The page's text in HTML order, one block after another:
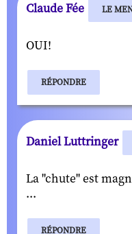
Claude Fée LE
OUI!
RÉPONDRE
Daniel Luttringer
La "chute" est
...
RÉPONDRE